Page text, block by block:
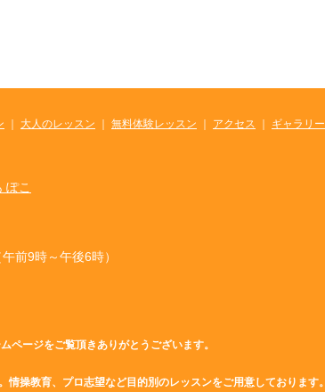
大人のレッスン 無料体験レッスン アクセス ギャラリー
前9時～午後6時）
ページをご覧頂きありがとうございます。
操教育、プロ志望など目的別のレッスンをご用意しております。